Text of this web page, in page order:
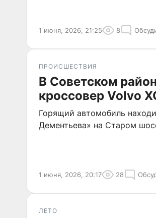
1 июня, 2026, 21:25 8
ПРОИСШЕСТВИЯ
В Советском
кроссовер Volvo
Горящий автомобиль
Дементьева» на Старом
1 июня, 2026, 20:17 28
ЛЕТО